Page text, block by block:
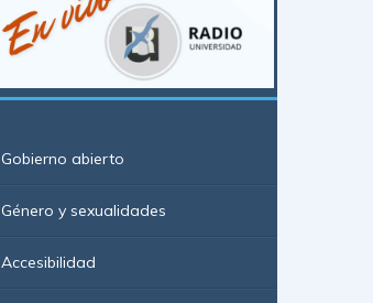
Gobierno abierto
Género y sexualidades
Accesibilidad